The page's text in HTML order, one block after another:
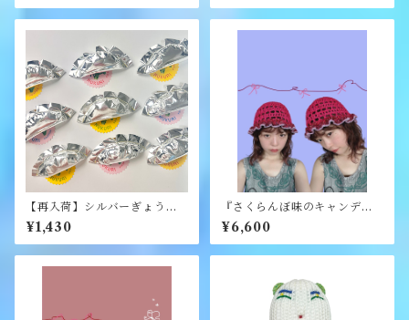
【再入荷】シルバーぎょうざ
ブローチ《むくり》
¥1,430
『さくらんぼ味のキャンディ
ハット』《merry yarn》
¥6,600